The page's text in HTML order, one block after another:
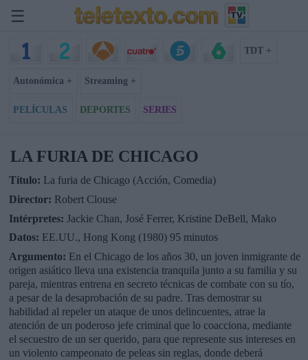
☰
TDT +
Autonómica + Streaming +
PELÍCULAS DEPORTES SERIES
LA FURIA DE CHICAGO
Título: La furia de Chicago (Acción, Comedia)
Director: Robert Clouse
Intérpretes: Jackie Chan, José Ferrer, Kristine DeBell, Mako
Datos: EE.UU., Hong Kong (1980) 95 minutos
Argumento: En el Chicago de los años 30, un joven inmigrante de
origen asiático lleva una existencia tranquila junto a su familia y su
pareja, mientras entrena en secreto técnicas de combate con su tío,
a pesar de la desaprobación de su padre. Tras demostrar su
habilidad al repeler un ataque de unos delincuentes, atrae la
atención de un poderoso jefe criminal que lo coacciona, mediante
el secuestro de un ser querido, para que represente sus intereses en
un violento campeonato de peleas sin reglas, donde deberá